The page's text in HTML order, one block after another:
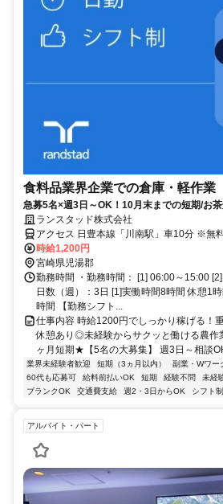
食料品業界企業での倉庫・軽作業
急募5名×週3日～OK！10月末までの短期/お
ランスタッド株式会社
アクセス 日豊本線「川南駅」車10分 ※無
時給1,200円
宮崎県児湯郡
勤務時間 ・勤務時間： [1] 06:00～15:00
日数（週）：3日 [1]実働時間8時間 休憩1
時間 【勤務シフト...
仕事内容 時給1200円でしっかり稼げる！
休憩あり◎未経験からサクッと働ける農作
ヶ月短期★【5名の大募集】 週3日～相談
業界未経験者歓迎 短期（3ヵ月以内） 副業・Wワー
60代も応募可
給料前払いOK 短期 経験不問 未経
ブランクOK
交通費支給 週2・3日からOK シフト制
アルバイト・パート